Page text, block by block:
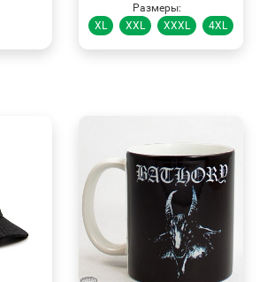
Размеры:
XL
XXL XXXL 4XL